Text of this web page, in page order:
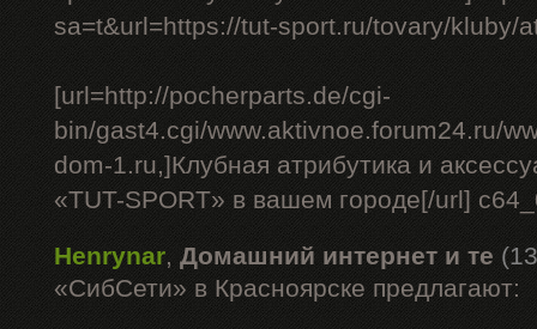
sa=t&url=https://tut-sport.ru/tovary/kluby/
[url=http://pocherparts.de/cgi-
bin/gast4.cgi/www.aktivnoe.forum24.ru/
dom-1.ru,]Клубная атрибутика и
«TUT-SPORT» в вашем городе[/url]
Henrynar, Домашний интернет и те
«СибСети» в Красноярске предлагают: